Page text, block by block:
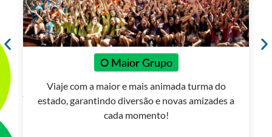
Hospedagens de Alto Padrão
Nova York: Fique em um hotel 5 estrelas no
coração da cidade
Orlando: Hospede-se em resorts temáticos na